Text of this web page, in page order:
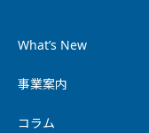
What’s New
事業案内
コラム